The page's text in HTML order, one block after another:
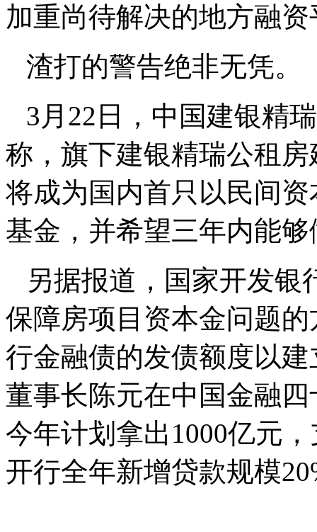
加重尚待解决的地方融
渣打的警告绝非无凭。
3月22日，中国建银精
称，旗下建银精瑞公租
将成为国内首只以民间
基金，并希望三年内能
另据报道，国家开发银
保障房项目资本金问题
行金融债的发债额度以
董事长陈元在中国金融
今年计划拿出1000亿元
开行全年新增贷款规模